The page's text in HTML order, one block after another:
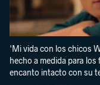
'Mi vida con los chicos
hecho a medida para
encanto intacto con su